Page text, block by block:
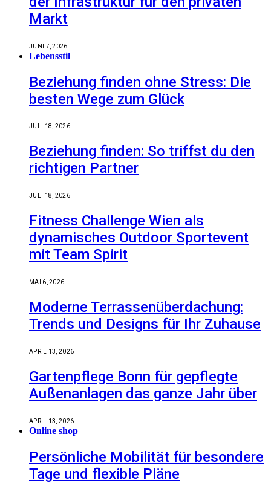
Markt
JUNI 7, 2026
Lebensstil
Beziehung finden ohne Stress: Die
besten Wege zum Glück
JULI 18, 2026
Beziehung finden: So triffst du den
richtigen Partner
JULI 18, 2026
Fitness Challenge Wien als
dynamisches Outdoor Sportevent
mit Team Spirit
MAI 6, 2026
Moderne Terrassenüberdachung:
Trends und Designs für Ihr Zuhause
APRIL 13, 2026
Gartenpflege Bonn für gepflegte
Außenanlagen das ganze Jahr über
APRIL 13, 2026
Online shop
Persönliche Mobilität für besondere
Tage und flexible Pläne